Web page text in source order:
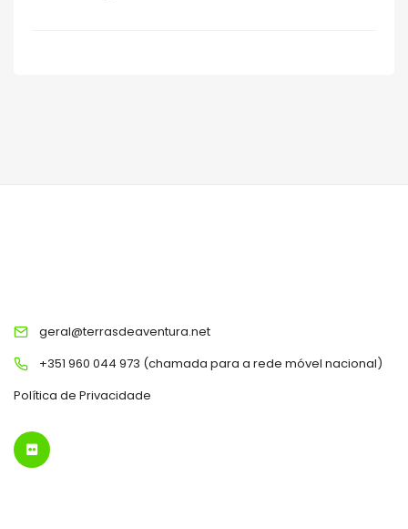
geral@terrasdeaventura.net
+351 960 044 973 (chamada para a rede móvel nacional)
Política de Privacidade